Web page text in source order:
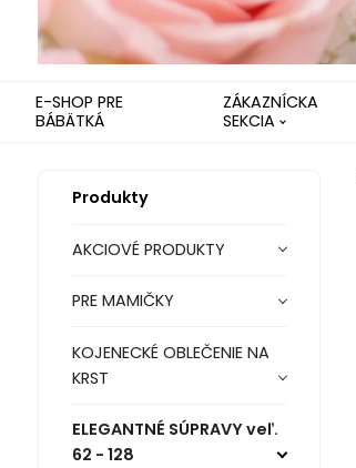
E-SHOP PRE
BÁBÄTKÁ
ZÁKAZNÍCKA
SEKCIA
Produkty
AKCIOVÉ PRODUKTY
PRE MAMIČKY
KOJENECKÉ OBLEČENIE NA
KRST
ELEGANTNÉ SÚPRAVY veľ.
62 - 128